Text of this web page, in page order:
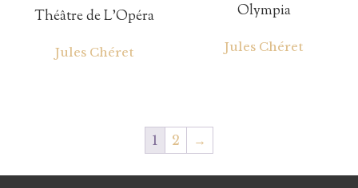
Théâtre de L’Opéra
Jules Chéret
Olympia
Jules Chéret
1 2 →